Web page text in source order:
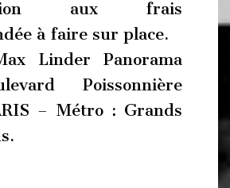
aux frais
à faire sur place.
Linder Panorama
Poissonnière
– Métro : Grands